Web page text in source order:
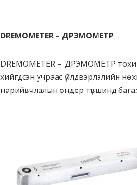
DREMOMETER – ДРЭМОМЕТР
DREMOMETER – ДРЭМОМЕТР
хийгдсэн учраас үйлдвэрлэлийн
нарийвчлалын өндөр түвшинд